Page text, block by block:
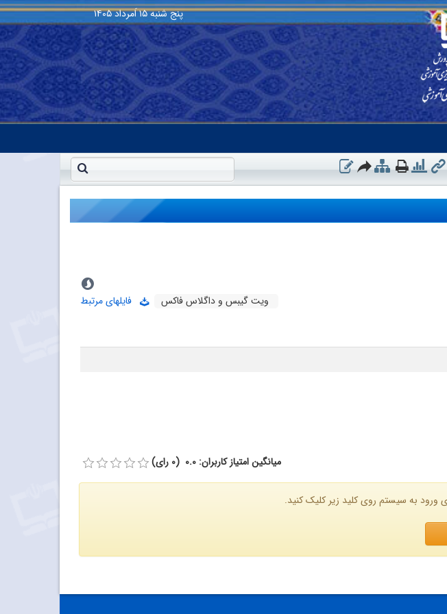
پنج شنبه۱۵ اَمرداد ۱۴۰۵
ویت گیبس و داگلاس فاکس
فایلهای مرتبط
میانگین امتیاز کاربران: 0.0 (0 رای)
ورود به سیستم روی کلید زیر کلیک کنید.